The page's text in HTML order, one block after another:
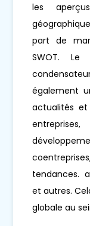
les
part de
SWOT.
également
actualités et
tendances.
et autres.
globale au